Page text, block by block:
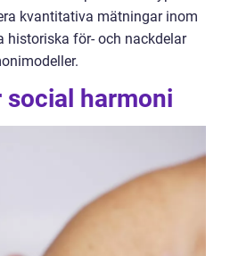
kvantitativa mätningar inom
historiska för- och nackdelar
social harmoni